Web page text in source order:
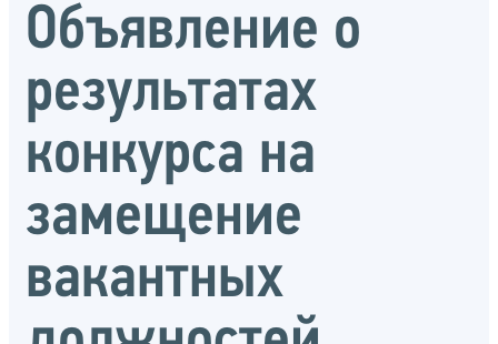
Объявление о
результатах
конкурса на
замещение
вакантных